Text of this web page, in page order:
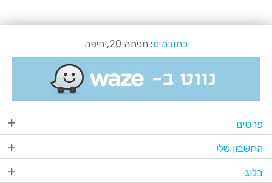
כתובתינו: חניתה 20, חיפה
פרטים
החשבון שלי
בלוג